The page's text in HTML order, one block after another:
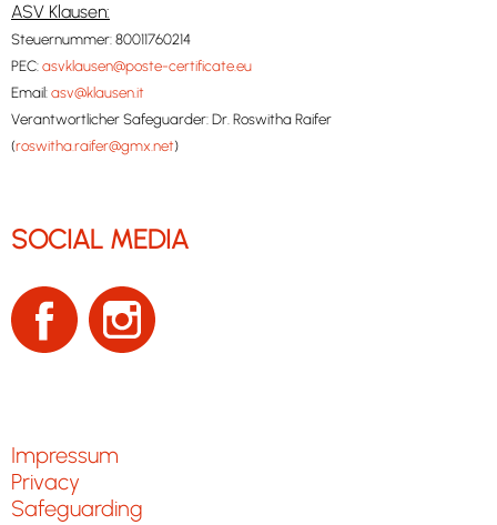
ASV Klausen:
Steuernummer: 80011760214
PEC:asvklausen@poste-certificate.eu
Email:asv@klausen.it
Verantwortlicher Safeguarder: Dr. Roswitha Raifer
(roswitha.raifer@gmx.net)
SOCIAL MEDIA
Impressum
Privacy
Safeguarding